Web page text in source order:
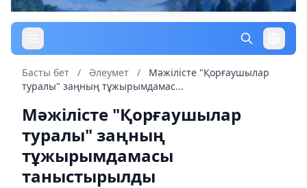
Басты бет / Әлеумет /
Мәжілісте "Қорғаушылар
туралы" заңның тұжырымдамас...
Мәжілісте "Қорғаушылар
туралы" заңның
тұжырымдамасы
таныстырылды